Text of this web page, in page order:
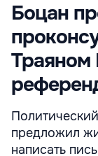
Боцан
Траяном
предложил
написать